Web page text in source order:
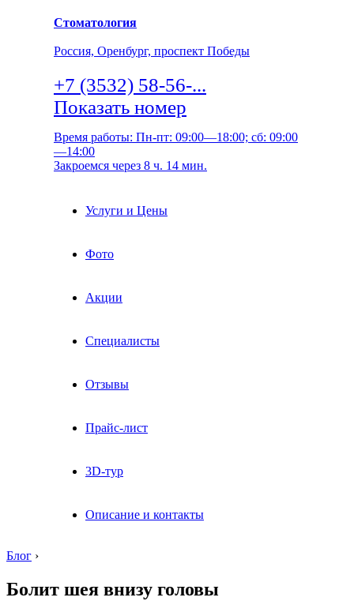
Стоматология
Россия, Оренбург, проспект Победы
+7 (3532) 58-56-...
Показать номер
Время работы: Пн-пт: 09:00—18:00; сб: 09:00
—14:00
Закроемся через 8 ч. 14 мин.
Услуги и Цены
Фото
Акции
Специалисты
Отзывы
Прайс-лист
3D-тур
Описание и контакты
Блог ›
Болит шея внизу головы